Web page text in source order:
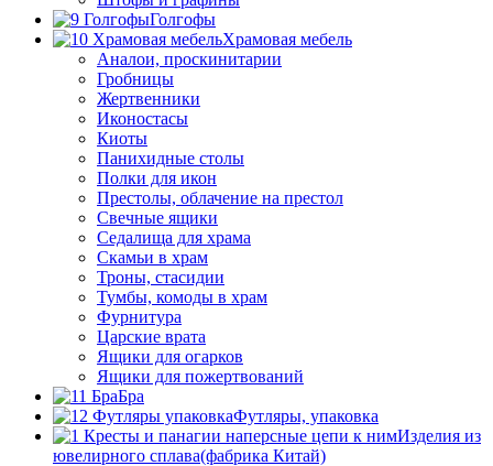
Голгофы
Храмовая мебель
Аналои, проскинитарии
Гробницы
Жертвенники
Иконостасы
Киоты
Панихидные столы
Полки для икон
Престолы, облачение на престол
Свечные ящики
Седалища для храма
Скамьи в храм
Троны, стасидии
Тумбы, комоды в храм
Фурнитура
Царские врата
Ящики для огарков
Ящики для пожертвований
Бра
Футляры, упаковка
Изделия из
ювелирного сплава(фабрика Китай)